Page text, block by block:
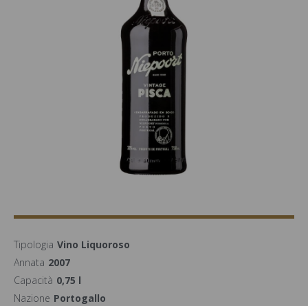
Tipologia Vino Liquoroso
Annata 2007
Capacità 0,75 l
Nazione Portogallo